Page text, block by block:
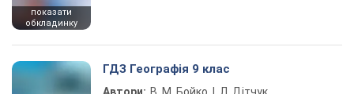
показати
обкладинку
ГДЗ Географія 9 клас